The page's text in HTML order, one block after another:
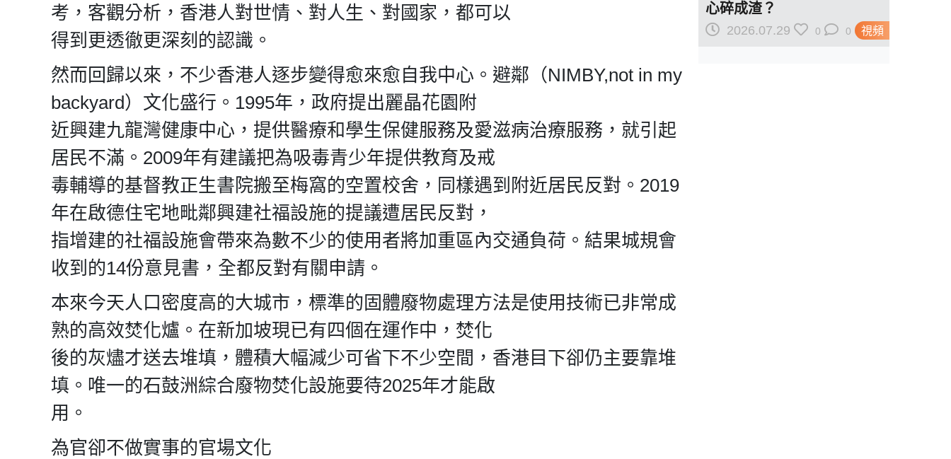
考，客觀分析，香港人對世情、對人生、對國家，都可以
得到更透徹更深刻的認識。
然而回歸以來，不少香港人逐步變得愈來愈自我中心。避鄰（NIMBY,not in my
backyard）文化盛行。1995年，政府提出麗晶花園附
近興建九龍灣健康中心，提供醫療和學生保健服務及愛滋病治療服務，就引起
居民不滿。2009年有建議把為吸毒青少年提供教育及戒
毒輔導的基督教正生書院搬至梅窩的空置校舍，同樣遇到附近居民反對。2019
年在啟德住宅地毗鄰興建社福設施的提議遭居民反對，
指增建的社福設施會帶來為數不少的使用者將加重區內交通負荷。結果城規會
收到的14份意見書，全都反對有關申請。
本來今天人口密度高的大城市，標準的固體廢物處理方法是使用技術已非常成
熟的高效焚化爐。在新加坡現已有四個在運作中，焚化
後的灰燼才送去堆填，體積大幅減少可省下不少空間，香港目下卻仍主要靠堆
填。唯一的石鼓洲綜合廢物焚化設施要待2025年才能啟
用。
為官卻不做實事的官場文化
視頻
心碎成渣？
2026.07.29 0 0